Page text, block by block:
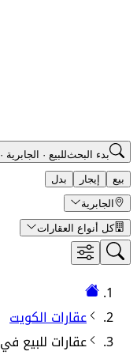
بدء البحثللبيع · الجابرية ·
بيع إيجار بدل
الجابرية
كل أنواع العقارات
عقارات الكويت
عقارات للبيع في